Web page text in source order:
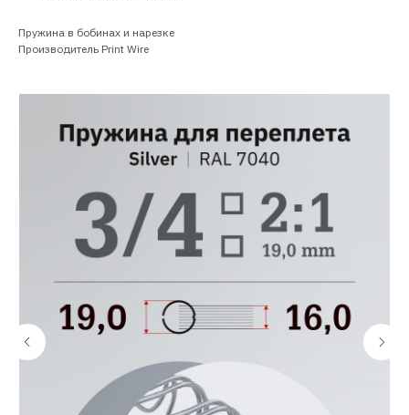
Пружина в бобинах и нарезке
Производитель Print Wire